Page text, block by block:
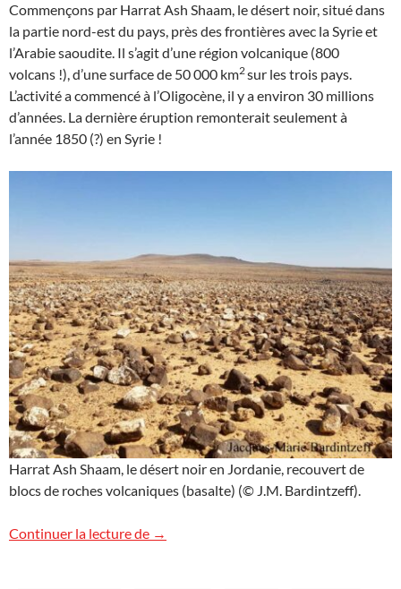
Commençons par Harrat Ash Shaam, le désert noir, situé dans
la partie nord-est du pays, près des frontières avec la Syrie et
l’Arabie saoudite. Il s’agit d’une région volcanique (800
volcans !), d’une surface de 50 000 km2sur les trois pays.
L’activité a commencé à l’Oligocène, il y a environ 30 millions
d’années. La dernière éruption remonterait seulement à
l’année 1850 (?) en Syrie !
Harrat Ash Shaam, le désert noir en Jordanie, recouvert de
blocs de roches volcaniques (basalte) (© J.M. Bardintzeff).
Continuer la lecture de Le désert noir en Jordanie
→